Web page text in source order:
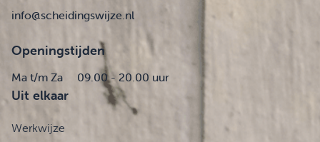
info@scheidingswijze.nl
Openingstijden
Ma t/m Za 09.00 - 20.00 uur
Uit elkaar
Werkwijze